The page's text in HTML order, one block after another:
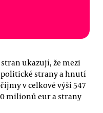
ukazují, že mezi
politické strany a hnutí
v celkové výši 547
milionů eur a strany